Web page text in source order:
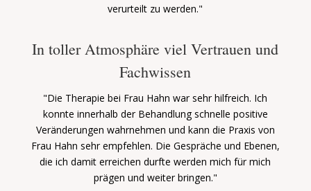
verurteilt zu werden."
In toller Atmosphäre viel Vertrauen und
Fachwissen
"Die Therapie bei Frau Hahn war sehr hilfreich. Ich
konnte innerhalb der Behandlung schnelle positive
Veränderungen wahrnehmen und kann die Praxis von
Frau Hahn sehr empfehlen. Die Gespräche und Ebenen,
die ich damit erreichen durfte werden mich für mich
prägen und weiter bringen."